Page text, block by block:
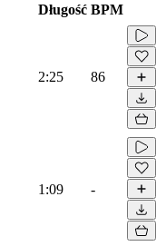
Długość BPM
2:25 86
1:09 -